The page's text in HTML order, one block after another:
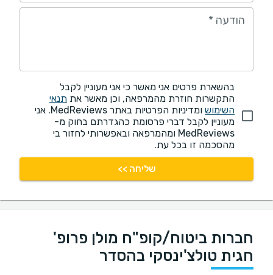
הודעה *
בהשארת פרטים אני מאשר כי אני מעוניין לקבל
התקשרות חוזרת מהמרפאה, וכן מאשר את תנאי
השימוש
ומדיניות הפרטיות באתר MedReviews. אני
מעוניין לקבל דברי פרסומת כהגדרתם בחוק מ-
MedReviews ומהמרפאה ובאפשרותי לחזור בי
מהסכמה זו בכל עת.
שליחה >>
חברות ביטוח/קופ"ח מולן פרופ'
חגית טולצ'ינסקי בהסדר